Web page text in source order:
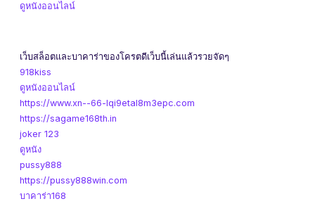
ดูหนังออนไลน์
เว็บสล็อตและบาคาร่าของโครตดีเว็บนี้เล่นแล้วรวยจัดๆ
918kiss
ดูหนังออนไลน์
https://www.xn--66-lqi9etal8m3epc.com
https://sagame168th.in
joker 123
ดูหนัง
pussy888
https://pussy888win.com
บาคาร่า168